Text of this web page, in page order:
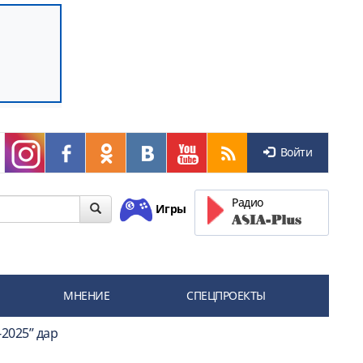
Войти
Игры Радио
МНЕНИЕ СПЕЦПРОЕКТЫ
дар